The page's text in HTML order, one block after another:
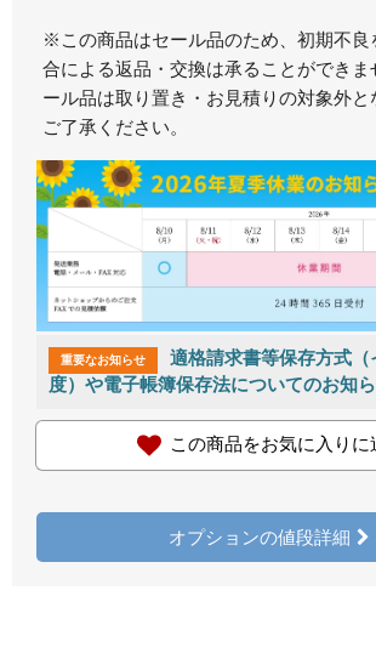
※この商品はセール品のため、初期不良
合による返品・交換は承ることができま
ール品は取り置き・お見積りの対象外と
ご了承ください。
重要なお知らせ
適格請求書等保存方式（
度）や電子帳簿保存法についてのお知
この商品をお気に入りに
オプションの値段詳細